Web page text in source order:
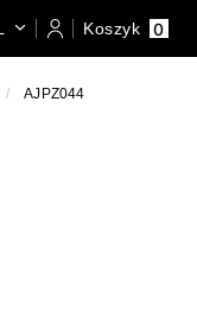
Koszyk 0
AJPZ044